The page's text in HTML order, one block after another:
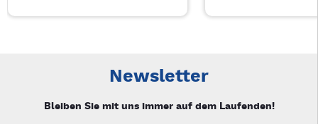
Newsletter
Bleiben Sie mit uns immer auf dem Laufenden!